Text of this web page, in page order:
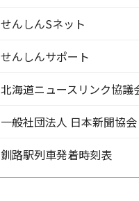
せんしんSネット
せんしんサポート
北海道ニュースリンク協議
一般社団法人 日本新聞協会
釧路駅列車発着時刻表